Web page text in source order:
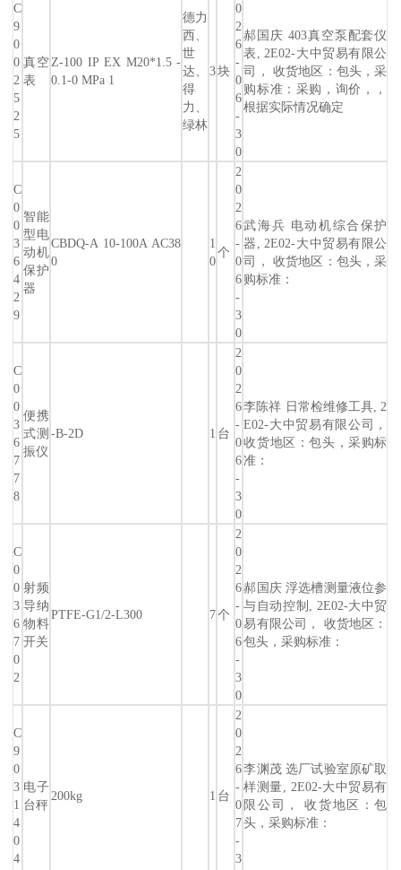
C
9
0
0
2
5
2
5
真空
表
Z-100 IP EX M20*1.5 -
0.1-0 MPa 1
德力
西、
世
达、
得
力、
绿林
3块
0
2
6
-
0
6
-
3
0
郝国庆 403真空泵配套仪
表, 2E02-大中贸易有限公
司， 收货地区：包头，采
购标准：采购，询价，，
根据实际情况确定
C
0
0
3
6
4
2
9
智能
型电
动机
保护
器
CBDQ-A 10-100A AC38
0
1
0
个
2
0
2
6
-
0
6
-
3
0
武海兵 电动机综合保护
器, 2E02-大中贸易有限公
司， 收货地区：包头，采
购标准：
C
0
0
3
6
7
7
8
便携
式测
振仪
-B-2D 1 台
2
0
2
6
-
0
6
-
3
0
李陈祥 日常检维修工具, 2
E02-大中贸易有限公司，
收货地区：包头，采购标
准：
C
0
0
3
6
7
0
2
射频
导纳
物料
开关
PTFE-G1/2-L300 7个
2
0
2
6
-
0
6
-
3
0
郝国庆 浮选槽测量液位参
与自动控制, 2E02-大中贸
易有限公司， 收货地区：
包头，采购标准：
C
9
0
3
1
4
0
4
电子
台秤
200kg 1 台
2
0
2
6
-
0
7
-
3
李渊茂 选厂试验室原矿取
样测量, 2E02-大中贸易有
限公司， 收货地区：包
头，采购标准：